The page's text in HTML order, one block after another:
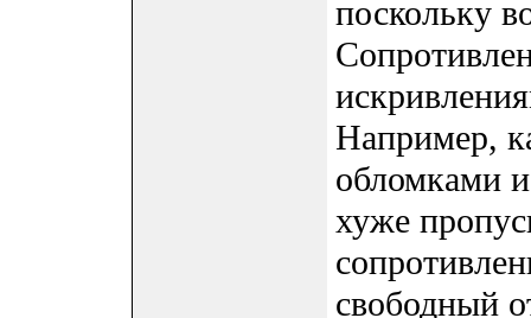
поскольку
Например,
обломками
хуже
свободный